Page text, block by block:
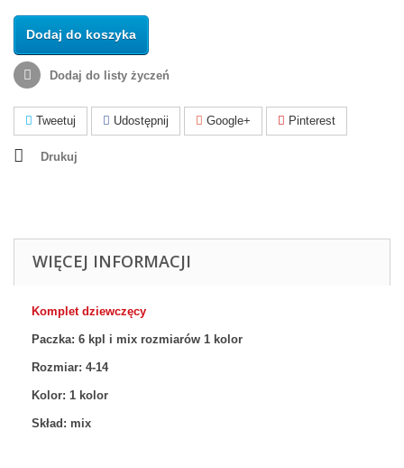
Dodaj do koszyka
Dodaj do listy życzeń
Tweetuj Udostępnij Google+ Pinterest
Drukuj
WIĘCEJ INFORMACJI
Komplet dziewczęcy
Paczka: 6 kpl i mix rozmiarów 1 kolor
Rozmiar: 4-14
Kolor: 1 kolor
Skład: mix